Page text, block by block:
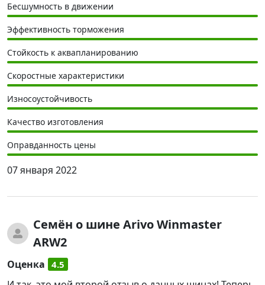
Бесшумность в движении
Эффективность торможения
Стойкость к аквапланированию
Скоростные характеристики
Износоустойчивость
Качество изготовления
Оправданность цены
07 января 2022
Семён о шине Arivo Winmaster
ARW2
Оценка 4.5